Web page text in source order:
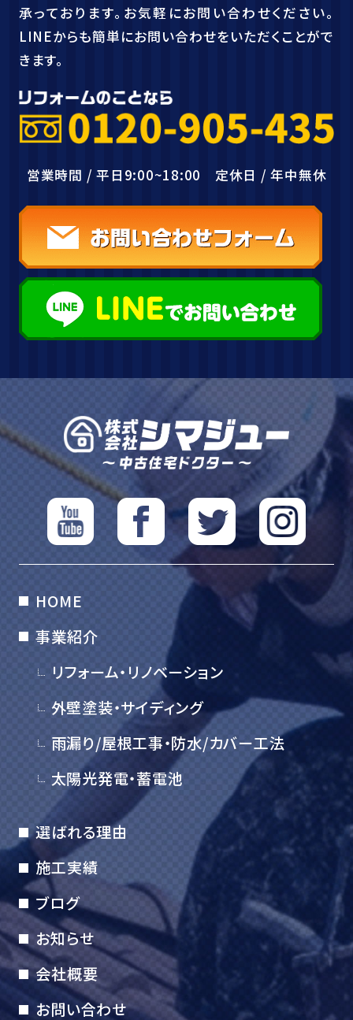
承っております。お気軽にお問い合わせください。
LINEからも簡単にお問い合わせをいただくことがで
きます。
営業時間 / 平日9:00~18:00 定休日 / 年中無休
HOME
事業紹介
リフォーム・リノベーション
外壁塗装・サイディング
雨漏り/屋根工事・防水/カバー工法
太陽光発電・蓄電池
選ばれる理由
施工実績
ブログ
お知らせ
会社概要
お問い合わせ